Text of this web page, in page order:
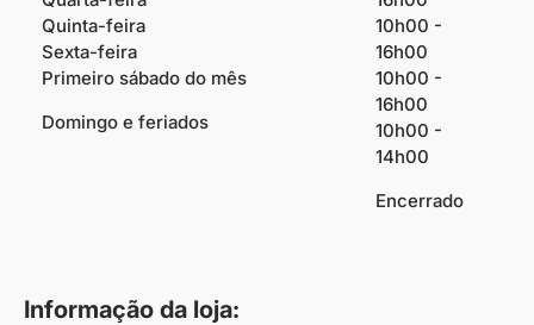
Quinta-feira
Sexta-feira
Primeiro sábado do mês
Domingo e feriados
10h00 -
16h00
10h00 -
16h00
10h00 -
14h00
Encerrado
Informação da loja: